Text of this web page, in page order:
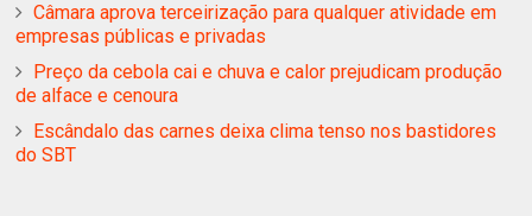
Câmara aprova terceirização para qualquer atividade em
empresas públicas e privadas
Preço da cebola cai e chuva e calor prejudicam produção
de alface e cenoura
Escândalo das carnes deixa clima tenso nos bastidores
do SBT